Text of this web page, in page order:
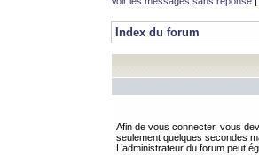
Index du forum
Afin de vous connecter, vous
seulement quelques secondes
L’administrateur du forum peut